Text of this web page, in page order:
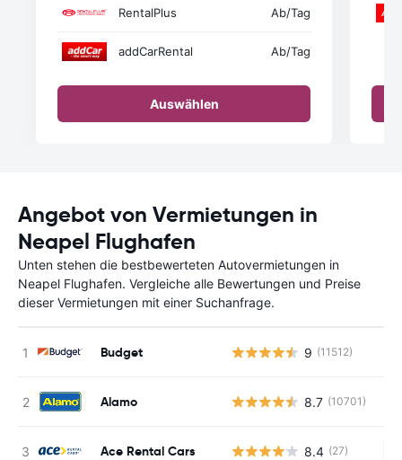
RentalPlus Ab/Tag
addCarRental Ab/Tag
Auswählen
Angebot von Vermietungen in
Neapel Flughafen
Unten stehen die bestbewerteten Autovermietungen in
Neapel Flughafen. Vergleiche alle Bewertungen und Preise
dieser Vermietungen mit einer Suchanfrage.
Budget 9 (11512)
Alamo 8.7 (10701)
Ace Rental Cars 8.4 (27)